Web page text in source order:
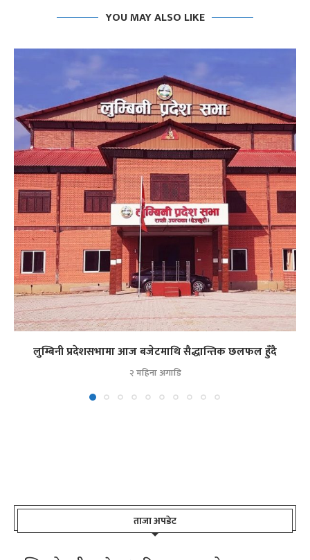
YOU MAY ALSO LIKE
लुम्बिनी प्रदेशसभामा आज बजेटमाथि सैद्धान्तिक छलफल हुँदै
२ महिना अगाडि
ताजा अपडेट